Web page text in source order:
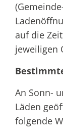
auf die
jeweiligen
An Sonn-
Läden
folgende